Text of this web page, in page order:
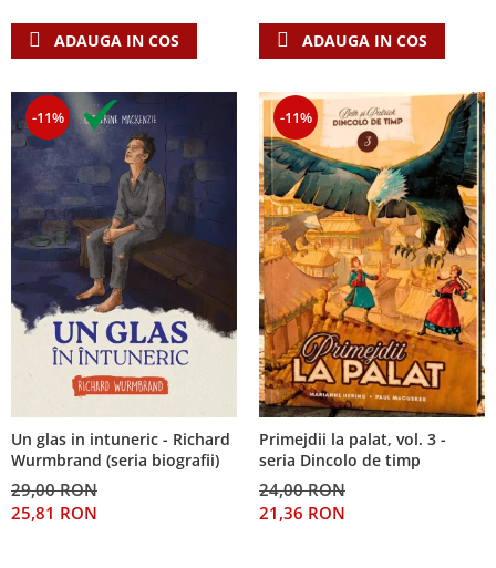
ADAUGA IN COS ADAUGA IN COS
-11%
Un glas in intuneric - Richard
Wurmbrand (seria biografii)
29,00 RON
25,81 RON
-11%
Primejdii la palat, vol. 3 -
seria Dincolo de timp
24,00 RON
21,36 RON